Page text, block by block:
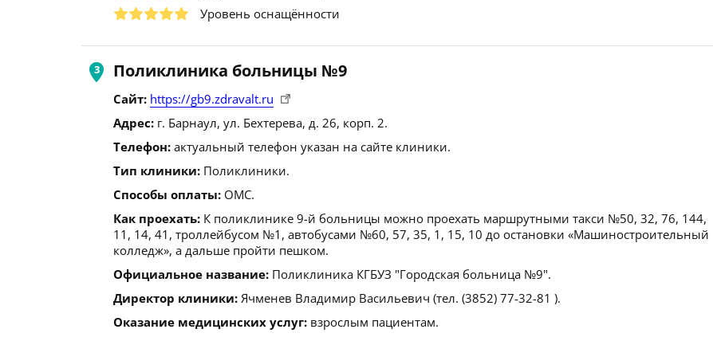
Уровень оснащённости
Поликлиника больницы №9
Сайт: https://gb9.zdravalt.ru
Адрес: г. Барнаул, ул. Бехтерева, д. 26, корп. 2.
Телефон: актуальный телефон указан на сайте клиники.
Тип клиники: Поликлиники.
Способы оплаты: ОМС.
Как проехать: К поликлинике 9-й больницы можно проехать маршрутными такси №50, 32, 76, 144,
11, 14, 41, троллейбусом №1, автобусами №60, 57, 35, 1, 15, 10 до остановки «Машиностроительный
колледж», а дальше пройти пешком.
Официальное название: Поликлиника КГБУЗ "Городская больница №9".
Директор клиники: Ячменев Владимир Васильевич (тел. (3852) 77-32-81 ).
Оказание медицинских услуг: взрослым пациентам.